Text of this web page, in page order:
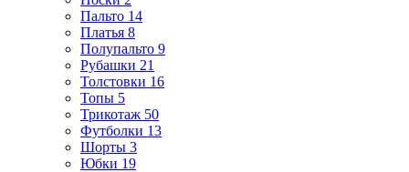
Пальто 14
Платья 8
Полупальто 9
Рубашки 21
Толстовки 16
Топы 5
Трикотаж 50
Футболки 13
Шорты 3
Юбки 19